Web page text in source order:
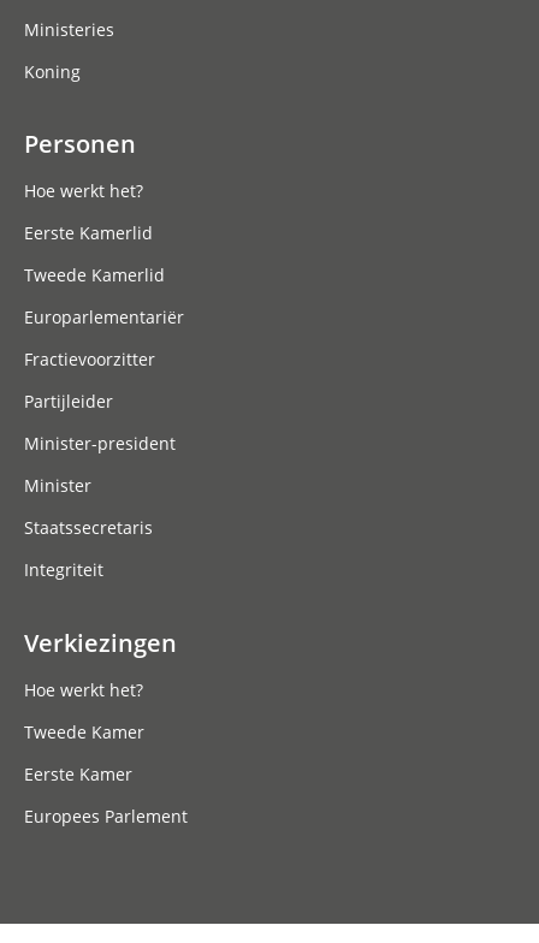
Ministeries
Koning
Personen
Hoe werkt het?
Eerste Kamerlid
Tweede Kamerlid
Europarlementariër
Fractievoorzitter
Partijleider
Minister-president
Minister
Staatssecretaris
Integriteit
Verkiezingen
Hoe werkt het?
Tweede Kamer
Eerste Kamer
Europees Parlement